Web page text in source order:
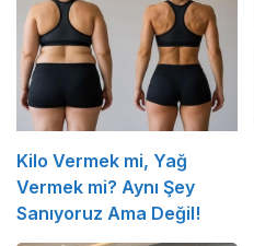
Kilo Vermek mi, Yağ
Vermek mi? Aynı Şey
Sanıyoruz Ama Değil!